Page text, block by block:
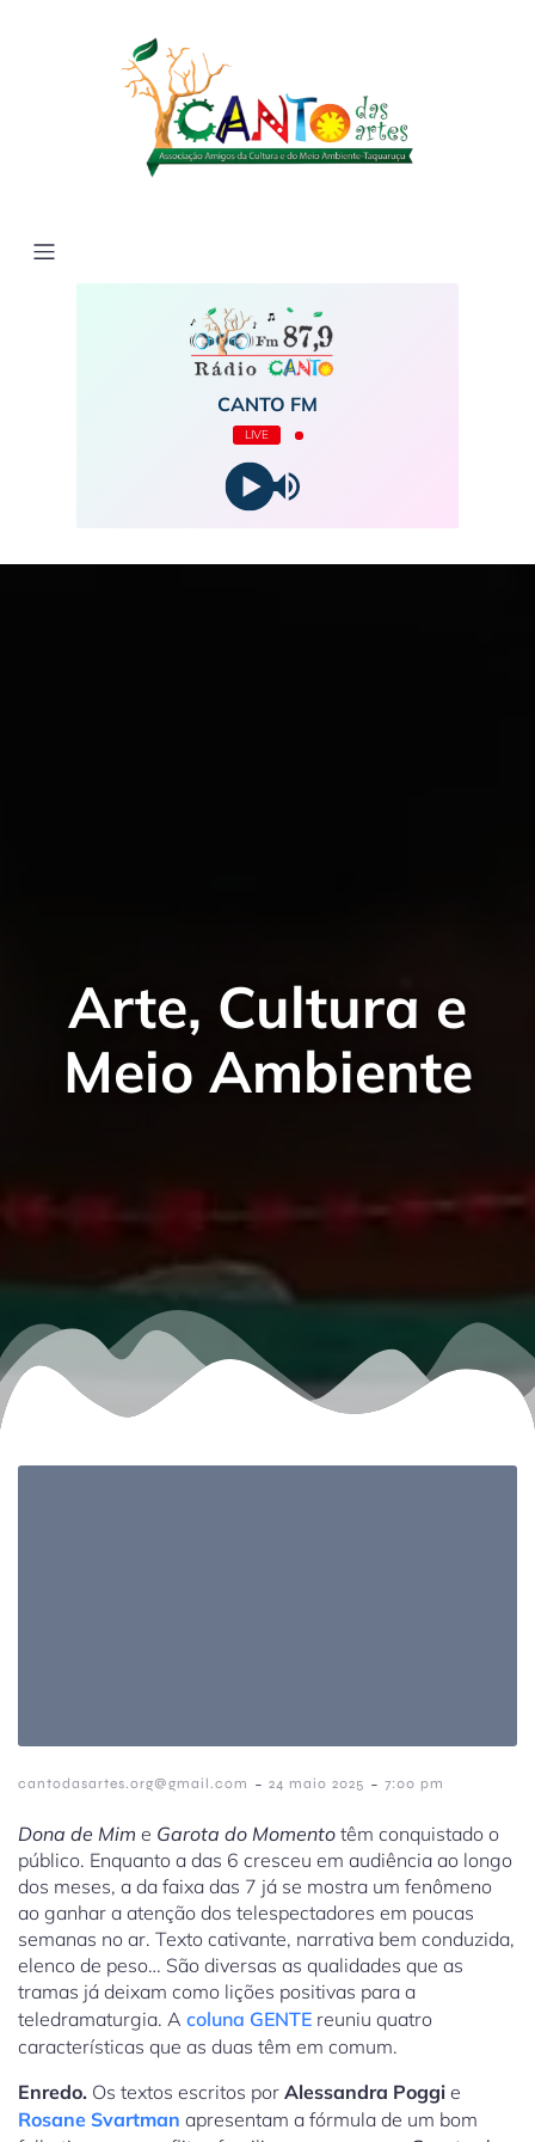
CANTO FM
LIVE
Arte, Cultura e
Meio Ambiente
cantodasartes.org@gmail.com - 24 maio 2025 - 7:00 pm
Dona de Mim e Garota do Momento têm conquistado o
público. Enquanto a das 6 cresceu em audiência ao longo
dos meses, a da faixa das 7 já se mostra um fenômeno
ao ganhar a atenção dos telespectadores em poucas
semanas no ar. Texto cativante, narrativa bem conduzida,
elenco de peso… São diversas as qualidades que as
tramas já deixam como lições positivas para a
teledramaturgia. A coluna GENTE reuniu quatro
características que as duas têm em comum.
Enredo. Os textos escritos por Alessandra Poggi e
Rosane Svartman apresentam a fórmula de um bom